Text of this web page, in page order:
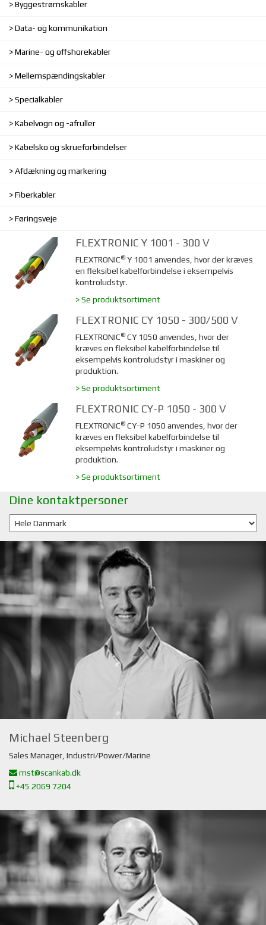
Byggestrømskabler
Data- og kommunikation
Marine- og offshorekabler
Mellemspændingskabler
Specialkabler
Kabelvogn og -afruller
Kabelsko og skrueforbindelser
Afdækning og markering
Fiberkabler
Føringsveje
FLEXTRONIC Y 1001 - 300 V
FLEXTRONIC® Y 1001 anvendes, hvor der kræves
en fleksibel kabelforbindelse i eksempelvis
kontroludstyr.
> Se produktsortiment
FLEXTRONIC CY 1050 - 300/500 V
FLEXTRONIC® CY 1050 anvendes, hvor der
kræves en fleksibel kabelforbindelse til
eksempelvis kontroludstyr i maskiner og
produktion.
> Se produktsortiment
FLEXTRONIC CY-P 1050 - 300 V
FLEXTRONIC® CY-P 1050 anvendes, hvor der
kræves en fleksibel kabelforbindelse til
eksempelvis kontroludstyr i maskiner og
produktion.
> Se produktsortiment
Dine kontaktpersoner
Michael Steenberg
Sales Manager, Industri/Power/Marine
mst@scankab.dk
+45 2069 7204